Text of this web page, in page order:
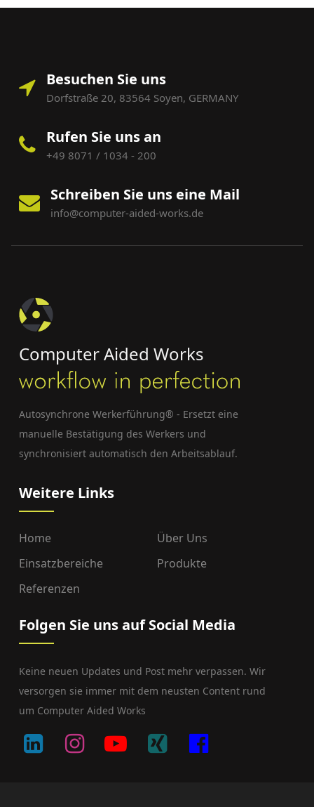
Besuchen Sie uns
Dorfstraße 20, 83564 Soyen, GERMANY
Rufen Sie uns an
+49 8071 / 1034 - 200
Schreiben Sie uns eine Mail
info@computer-aided-works.de
Computer Aided Works
Autosynchrone Werkerführung® - Ersetzt eine
manuelle Bestätigung des Werkers und
synchronisiert automatisch den Arbeitsablauf.
Weitere Links
Home
Über Uns
Einsatzbereiche
Produkte
Referenzen
Folgen Sie uns auf Social Media
Keine neuen Updates und Post mehr verpassen. Wir
versorgen sie immer mit dem neusten Content rund
um Computer Aided Works